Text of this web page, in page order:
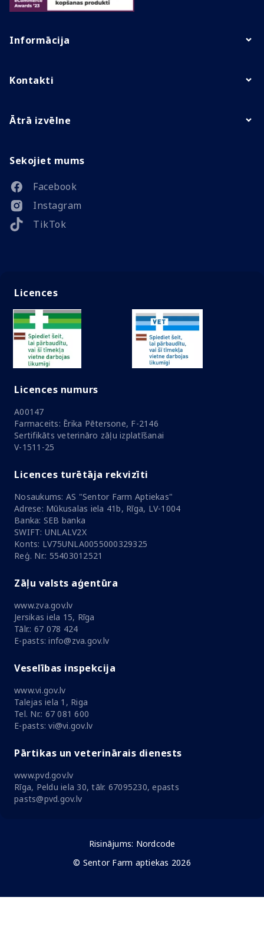
Informācija
Kontakti
Ātrā izvēlne
Sekojiet mums
Facebook
Instagram
TikTok
Licences
Licences numurs
A00147
Farmaceits: Ērika Pētersone, F-2146
Sertifikāts veterināro zāļu izplatīšanai
V-1511-25
Licences turētāja rekvizīti
Nosaukums: AS "Sentor Farm Aptiekas"
Adrese: Mūkusalas iela 41b, Rīga, LV-1004
Banka: SEB banka
SWIFT: UNLALV2X
Konts: LV75UNLA0055000329325
Reģ. Nr.: 55403012521
Zāļu valsts aģentūra
www.zva.gov.lv
Jersikas iela 15, Rīga
Tālr.: 67 078 424
E-pasts: info@zva.gov.lv
Veselības inspekcija
www.vi.gov.lv
Talejas iela 1, Riga
Tel. Nr.: 67 081 600
E-pasts: vi@vi.gov.lv
Pārtikas un veterinārais dienests
www.pvd.gov.lv
Rīga, Peldu iela 30, tālr. 67095230, epasts
pasts@pvd.gov.lv
Risinājums: Nordcode
© Sentor Farm aptiekas 2026